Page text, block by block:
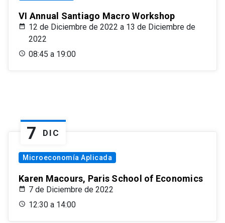
VI Annual Santiago Macro Workshop
12 de Diciembre de 2022 a 13 de Diciembre de
2022
08:45 a 19:00
7 DIC
Microeconomía Aplicada
Karen Macours, Paris School of Economics
7 de Diciembre de 2022
12:30 a 14:00